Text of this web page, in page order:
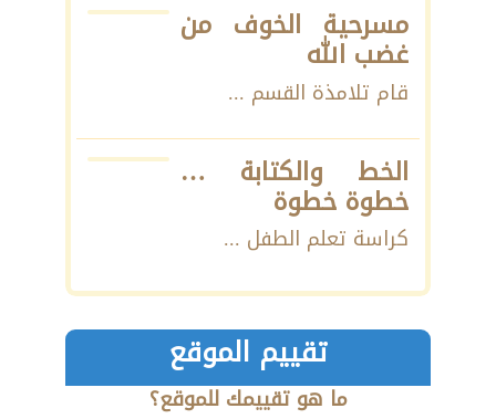
مسرحية الخوف من
غضب الله
قام تلامذة القسم ...
الخط والكتابة …
خطوة خطوة
كراسة تعلم الطفل ...
تقييم الموقع
ما هو تقييمك للموقع؟